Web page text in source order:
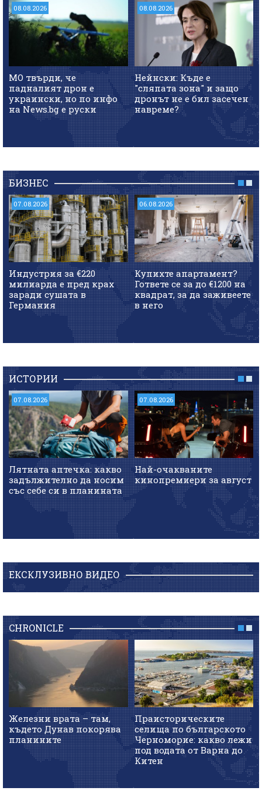
08.08.2026
МО твърди, че
падналият дрон е
украински, но по инфо
на News.bg e руски
08.08.2026
Нейнски: Къде е
"сляпата зона" и защо
дронът не е бил засечен
навреме?
БИЗНЕС
07.08.2026
Индустрия за €220
милиарда е пред крах
заради сушата в
Германия
06.08.2026
Купихте апартамент?
Гответе се за до €1200 на
квадрат, за да заживеете
в него
ИСТОРИИ
07.08.2026
Лятната аптечка: какво
задължително да носим
със себе си в планината
07.08.2026
Най-очакваните
кинопремиери за август
ЕКСКЛУЗИВНО ВИДЕО
CHRONICLE
Железни врата – там,
където Дунав покорява
планините
Праисторическите
селища по българското
Черноморие: какво лежи
под водата от Варна до
Китен